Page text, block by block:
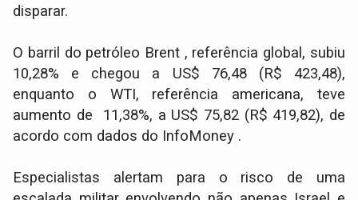
disparar.
O barril do petróleo Brent , referência global, subiu
10,28% e chegou a US$ 76,48 (R$ 423,48),
enquanto o WTI, referência americana, teve
aumento de 11,38%, a US$ 75,82 (R$ 419,82), de
acordo com dados do InfoMoney .
Especialistas alertam para o risco de uma